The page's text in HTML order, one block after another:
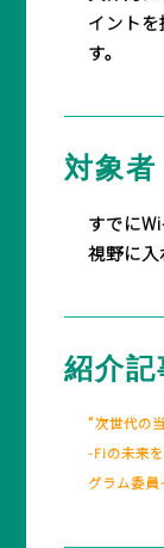
イント
す。
対象者
すでに
視野に
紹介記
“次世代の
-Fiの未来
グラム委